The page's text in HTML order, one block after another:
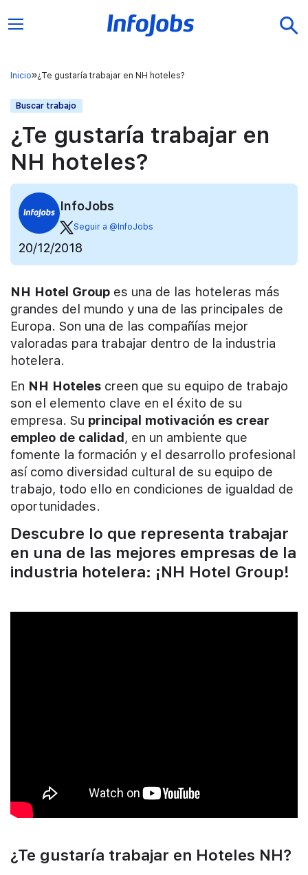
Inicio ¿Te gustaría trabajar en NH hoteles?
Buscar trabajo
¿Te gustaría trabajar en
NH hoteles?
InfoJobs
Seguir a @InfoJobs
20/12/2018
NH Hotel Group es una de las hoteleras más
grandes del mundo y una de las principales de
Europa. Son una de las compañías mejor
valoradas para trabajar dentro de la industria
hotelera.
En NH Hoteles creen que su equipo de trabajo
son el elemento clave en el éxito de su
empresa. Su principal motivación es crear
empleo de calidad , en un ambiente que
fomente la formación y el desarrollo profesional
así como diversidad cultural de su equipo de
trabajo, todo ello en condiciones de igualdad de
oportunidades.
Descubre lo que representa trabajar
en una de las mejores empresas de la
industria hotelera: ¡NH Hotel Group!
¿Te gustaría trabajar en Hoteles NH?